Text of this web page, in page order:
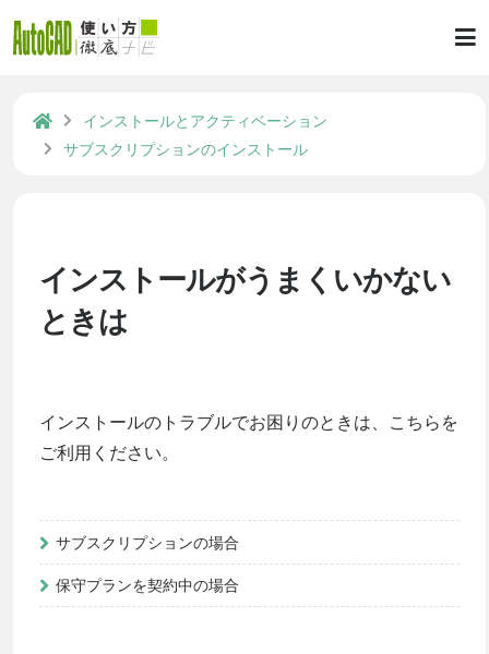
インストールとアクティベーション
サブスクリプションのインストール
インストールがうまくいかない
ときは
インストールのトラブルでお困りのときは、こちらを
ご利用ください。
サブスクリプションの場合
保守プランを契約中の場合